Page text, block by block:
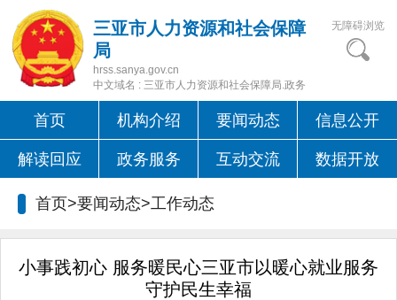
三亚市人力资源和社会保障
局
hrss.sanya.gov.cn
中文域名 : 三亚市人力资源和社会保障局.政务
无障碍浏览
首页 机构介绍 要闻动态 信息公开
解读回应 政务服务 互动交流 数据开放
首页>要闻动态>工作动态
小事践初心 服务暖民心三亚市以暖心就业服务
守护民生幸福